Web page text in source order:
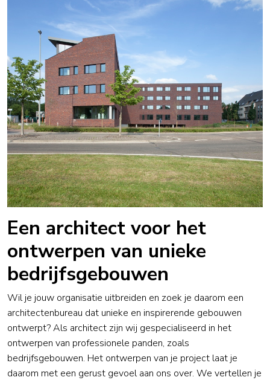
Een architect voor het
ontwerpen van unieke
bedrijfsgebouwen
Wil je jouw organisatie uitbreiden en zoek je daarom een
architectenbureau dat unieke en inspirerende gebouwen
ontwerpt? Als architect zijn wij gespecialiseerd in het
ontwerpen van professionele panden, zoals
bedrijfsgebouwen. Het ontwerpen van je project laat je
daarom met een gerust gevoel aan ons over. We vertellen je